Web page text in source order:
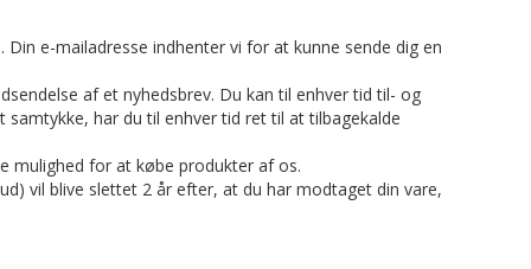
e-mailadresse indhenter vi for at kunne sende dig en
af et nyhedsbrev. Du kan til enhver tid til- og
har du til enhver tid ret til at tilbagekalde
mulighed for at købe produkter af os.
vil blive slettet 2 år efter, at du har modtaget din vare,